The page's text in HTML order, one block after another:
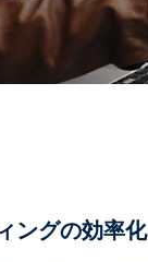
ングの効率化